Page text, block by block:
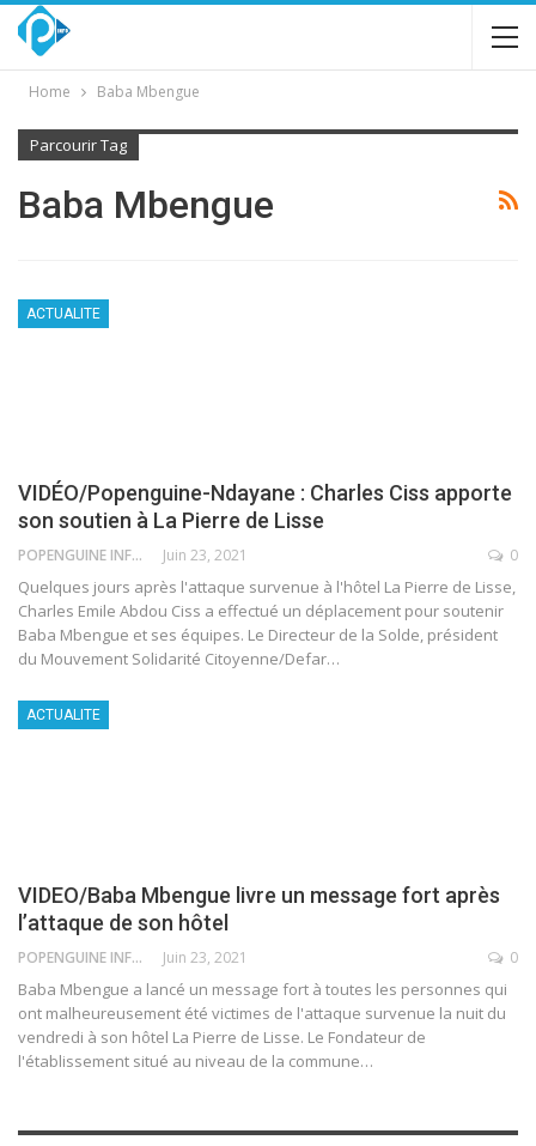
Home Baba Mbengue
Parcourir Tag
Baba Mbengue
ACTUALITE
VIDÉO/Popenguine-Ndayane : Charles Ciss apporte
son soutien à La Pierre de Lisse
POPENGUINE INFO Juin 23, 2021 0
Quelques jours après l'attaque survenue à l'hôtel La Pierre de Lisse,
Charles Emile Abdou Ciss a effectué un déplacement pour soutenir
Baba Mbengue et ses équipes. Le Directeur de la Solde, président
du Mouvement Solidarité Citoyenne/Defar…
ACTUALITE
VIDEO/Baba Mbengue livre un message fort après
l’attaque de son hôtel
POPENGUINE INFO Juin 23, 2021 0
Baba Mbengue a lancé un message fort à toutes les personnes qui
ont malheureusement été victimes de l'attaque survenue la nuit du
vendredi à son hôtel La Pierre de Lisse. Le Fondateur de
l'établissement situé au niveau de la commune…